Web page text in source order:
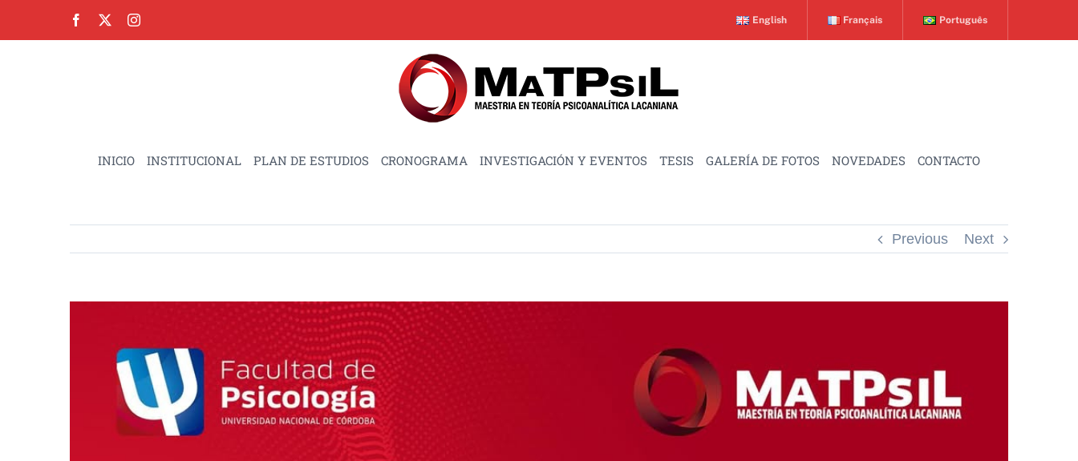
English Français Português
INICIO INSTITUCIONAL PLAN DE ESTUDIOS CRONOGRAMA INVESTIGACIÓN Y EVENTOS TESIS GALERÍA DE FOTOS NOVEDADES CONTACTO
Previous Next